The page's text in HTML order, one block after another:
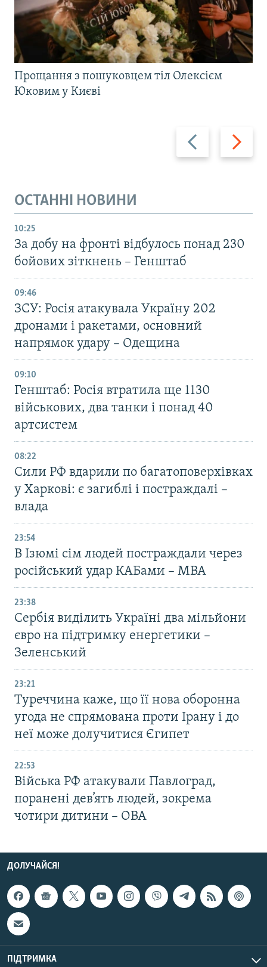
Назад Вперед
Прощання з пошуковцем тіл Олексієм
Юковим у Києві
ОСТАННІ НОВИНИ
10:25
За добу на фронті відбулось понад 230
бойових зіткнень – Генштаб
09:46
ЗСУ: Росія атакувала Україну 202
дронами і ракетами, основний
напрямок удару – Одещина
09:10
Генштаб: Росія втратила ще 1130
військових, два танки і понад 40
артсистем
08:22
Сили РФ вдарили по багатоповерхівках
у Харкові: є загиблі і постраждалі –
влада
23:54
В Ізюмі сім людей постраждали через
російський удар КАБами – МВА
23:38
Сербія виділить Україні два мільйони
євро на підтримку енергетики –
Зеленський
23:21
Туреччина каже, що її нова оборонна
угода не спрямована проти Ірану і до
неї може долучитися Єгипет
22:53
Війська РФ атакували Павлоград,
поранені дев’ять людей, зокрема
чотири дитини – ОВА
ДОЛУЧАЙСЯ!
ПІДТРИМКА